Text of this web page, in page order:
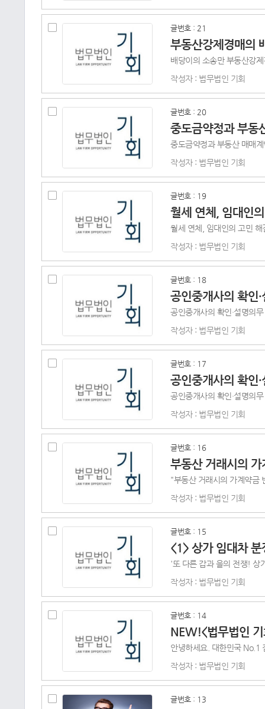
글번호 : 21
부동산강제경매의
작성자 : 법무법인 기회
글번호 : 20
중도금약정과 부동
작성자 : 법무법인 기회
글번호 : 19
월세 연체, 임대인
작성자 : 법무법인 기회
글번호 : 18
공인중개사의 확인
작성자 : 법무법인 기회
글번호 : 17
공인중개사의 확인
작성자 : 법무법인 기회
글번호 : 16
부동산 거래시의
작성자 : 법무법인 기회
글번호 : 15
<1> 상가 임대차
작성자 : 법무법인 기회
글번호 : 14
NEW!<법무법인
작성자 : 법무법인 기회
글번호 : 13